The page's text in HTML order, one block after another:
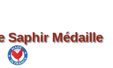
Saphir Médaille